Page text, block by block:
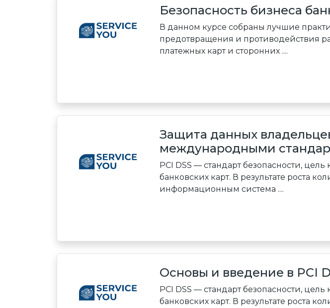
Безопасность бизнеса
В данном курсе собраны лучшие
предотвращения и противодействия
платежных карт и сторонних ....
Защита данных
международными
PCI DSS — стандарт безопасности,
банковских карт. В результате роста
информационным система ....
Основы и введение в PCI
PCI DSS — стандарт безопасности,
банковских карт. В результате роста